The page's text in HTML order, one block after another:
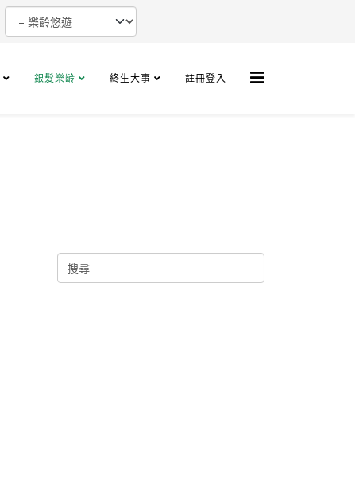
銀髮樂齡 終生大事 註冊登入